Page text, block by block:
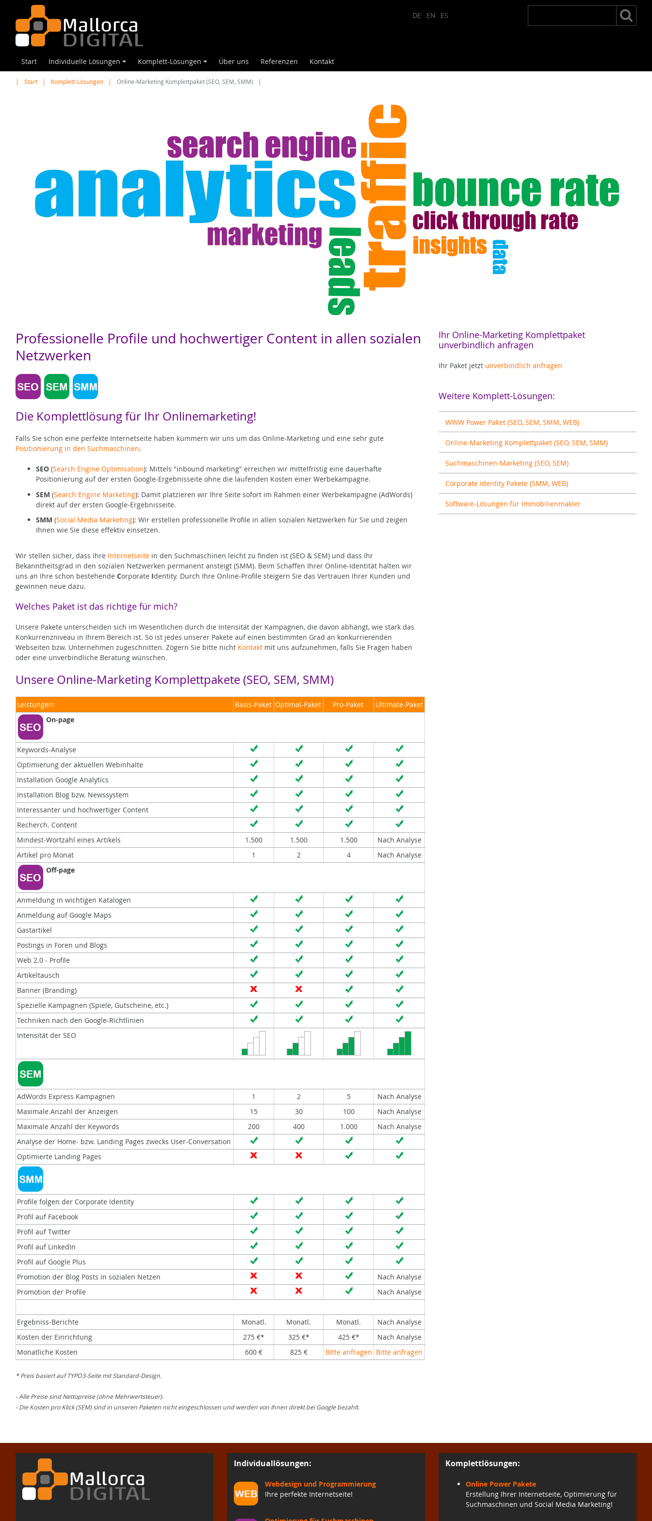
DE EN ES
Suchen:
Start
+
Individuelle Lösungen
+
Komplett-Lösungen Über uns Referenzen Kontakt
Start Komplett-Lösungen Online-Marketing Komplettpaket (SEO, SEM, SMM)
Professionelle Profile und hochwertiger Content in allen sozialen
Netzwerken
Die Komplettlösung für Ihr Onlinemarketing!
Falls Sie schon eine perfekte Internetseite haben kümmern wir uns um das Online-Marketing und eine sehr gute
Positionierung in den Suchmaschinen.
SEO (Search Engine Optimisation): Mittels "inbound marketing" erreichen wir mittelfristig eine dauerhafte
Positionierung auf der ersten Google-Ergebnisseite ohne die laufenden Kosten einer Werbekampagne.
SEM (Search Engine Marketing): Damit platzieren wir Ihre Seite sofort im Rahmen einer Werbekampagne (AdWords)
direkt auf der ersten Google-Ergebnisseite.
SMM (Social Media Marketing): Wir erstellen professionelle Profile in allen sozialen Netzwerken für Sie und zeigen
Ihnen wie Sie diese effektiv einsetzen.
Wir stellen sicher, dass Ihre Internetseite in den Suchmaschinen leicht zu finden ist (SEO & SEM) und dass Ihr
Bekanntheitsgrad in den sozialen Netzwerken permanent ansteigt (SMM). Beim Schaffen Ihrer Online-Identität halten wir
uns an Ihre schon bestehende Corporate Identity. Durch Ihre Online-Profile steigern Sie das Vertrauen Ihrer Kunden und
gewinnen neue dazu.
Welches Paket ist das richtige für mich?
Unsere Pakete unterscheiden sich im Wesentlichen durch die Intensität der Kampagnen, die davon abhängt, wie stark das
Konkurrenzniveau in Ihrem Bereich ist. So ist jedes unserer Pakete auf einen bestimmten Grad an konkurrierenden
Webseiten bzw. Unternehmen zugeschnitten. Zögern Sie bitte nicht Kontakt mit uns aufzunehmen, falls Sie Fragen haben
oder eine unverbindliche Beratung wünschen.
Unsere Online-Marketing Komplettpakete (SEO, SEM, SMM)
Leistungen: Basis-Paket Optimal-Paket Pro-Paket
Ultimate-Paket
On-page
Keywords-Analyse
Optimierung der aktuellen Webinhalte
Installation Google Analytics
Installation Blog bzw. Newssystem
Interessanter und hochwertiger Content
Recherch. Content
Mindest-Wortzahl eines Artikels
1.500 1.500 1.500
Nach Analyse
Artikel pro Monat
1 2 4
Nach Analyse
Off-page
Anmeldung in wichtigen Katalogen
Anmeldung auf Google Maps
Gastartikel
Postings in Foren und Blogs
Web 2.0 - Profile
Artikeltausch
Banner (Branding)
Spezielle Kampagnen (Spiele, Gutscheine, etc.)
Techniken nach den Google-Richtlinien
Intensität der SEO
AdWords Express Kampagnen 1 2 5
Nach Analyse
Maximale Anzahl der Anzeigen
15 30 100
Nach Analyse
Maximale Anzahl der Keywords
200 400 1.000
Nach Analyse
Analyse der Home- bzw. Landing Pages zwecks User-Conversation
Optimierte Landing Pages
Profile folgen der Corporate Identity
Profil auf Facebook
Profil auf Twitter
Profil auf LinkedIn
Profil auf Google Plus
Promotion der Blog Posts in sozialen Netzen
Nach Analyse
Promotion der Profile
Nach Analyse
Ergebniss-Berichte Monatl. Monatl. Monatl.
Nach Analyse
Kosten der Einrichtung
275 €* 325 €* 425 €*
Nach Analyse
Monatliche Kosten
600 € 825 € Bitte anfragen Bitte anfragen
* Preis basiert auf TYPO3-Seite mit Standard-Design.
- Alle Preise sind Nettopreise (ohne Mehrwertsteuer).
- Die Kosten pro Klick (SEM) sind in unseren Paketen nicht eingeschlossen und werden von Ihnen direkt bei Google bezahlt.
Ihr Online-Marketing Komplettpaket
unverbindlich anfragen
Ihr Paket jetzt unverbindlich anfragen
Weitere Komplett-Lösungen:
WWW Power Paket (SEO, SEM, SMM, WEB)
Online-Marketing Komplettpaket (SEO, SEM, SMM)
Suchmaschinen-Marketing (SEO, SEM)
Corporate Identity Pakete (SMM, WEB)
Software-Lösungen für Immobilienmakler
Individuallösungen:
Webdesign und Programmierung
Ihre perfekte Internetseite!
Komplettlösungen:
Online Power Pakete
Erstellung Ihrer Internetseite, Optimierung für
Suchmaschinen und Social Media Marketing!